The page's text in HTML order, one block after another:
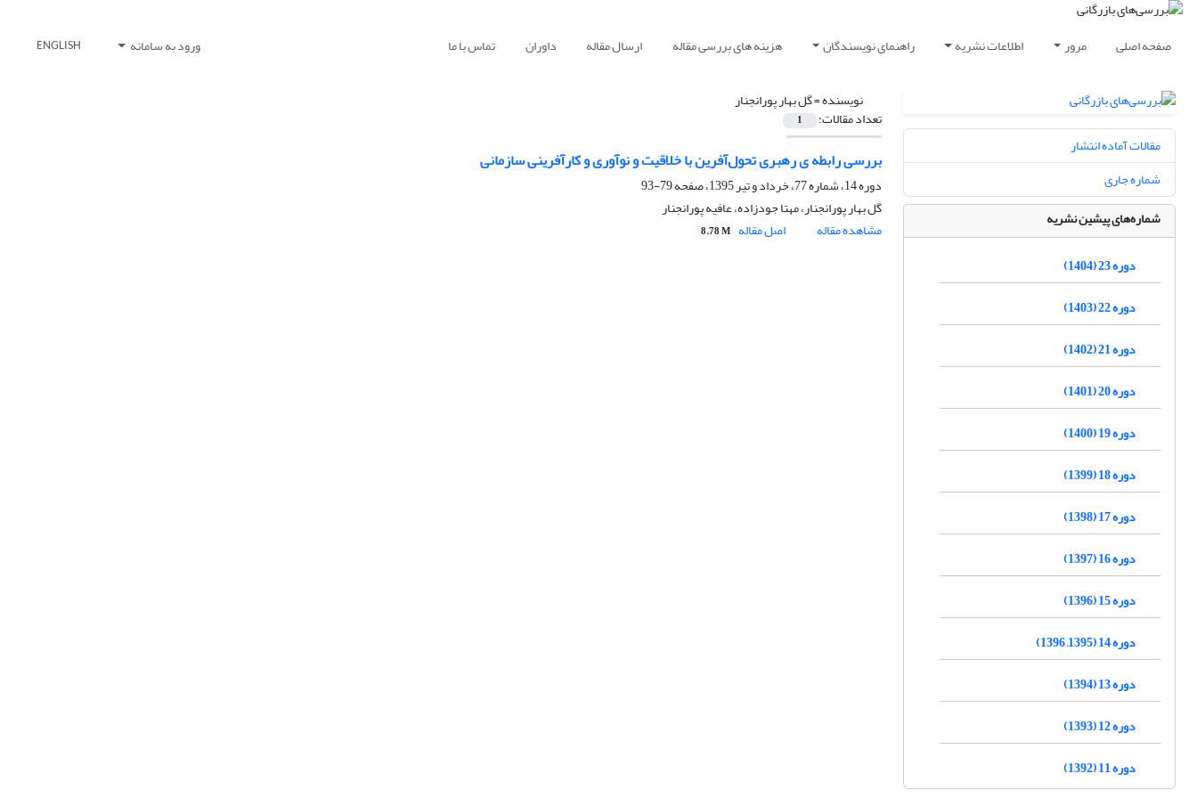
صفحه اصلی مرور اطلاعات نشریه راهنمای نویسندگان هزینه های بررسی مقاله ارسال مقاله داوران تماس با ما ورود به سامانه ENGLISH
نویسنده =گل بهار پورانجنار
تعداد مقالات: 1
بررسی رابطه ی رهبری تحول‌آفرین با خلاقیت و نوآوری و کارآفرینی سازمانی
دوره 14، شماره 77، خرداد و تیر 1395، صفحه
79-93
گل بهار پورانجنار، مهتا جودزاده، عافیه پورانجنار
مشاهده مقاله
اصل مقاله 8.78 M
مقالات آماده انتشار
شماره جاری
شماره‌های پیشین نشریه
دوره 23 (1404)
دوره 22 (1403)
دوره 21 (1402)
دوره 20 (1401)
دوره 19 (1400)
دوره 18 (1399)
دوره 17 (1398)
دوره 16 (1397)
دوره 15 (1396)
دوره 14 (1395, 1396)
دوره 13 (1394)
دوره 12 (1393)
دوره 11 (1392)